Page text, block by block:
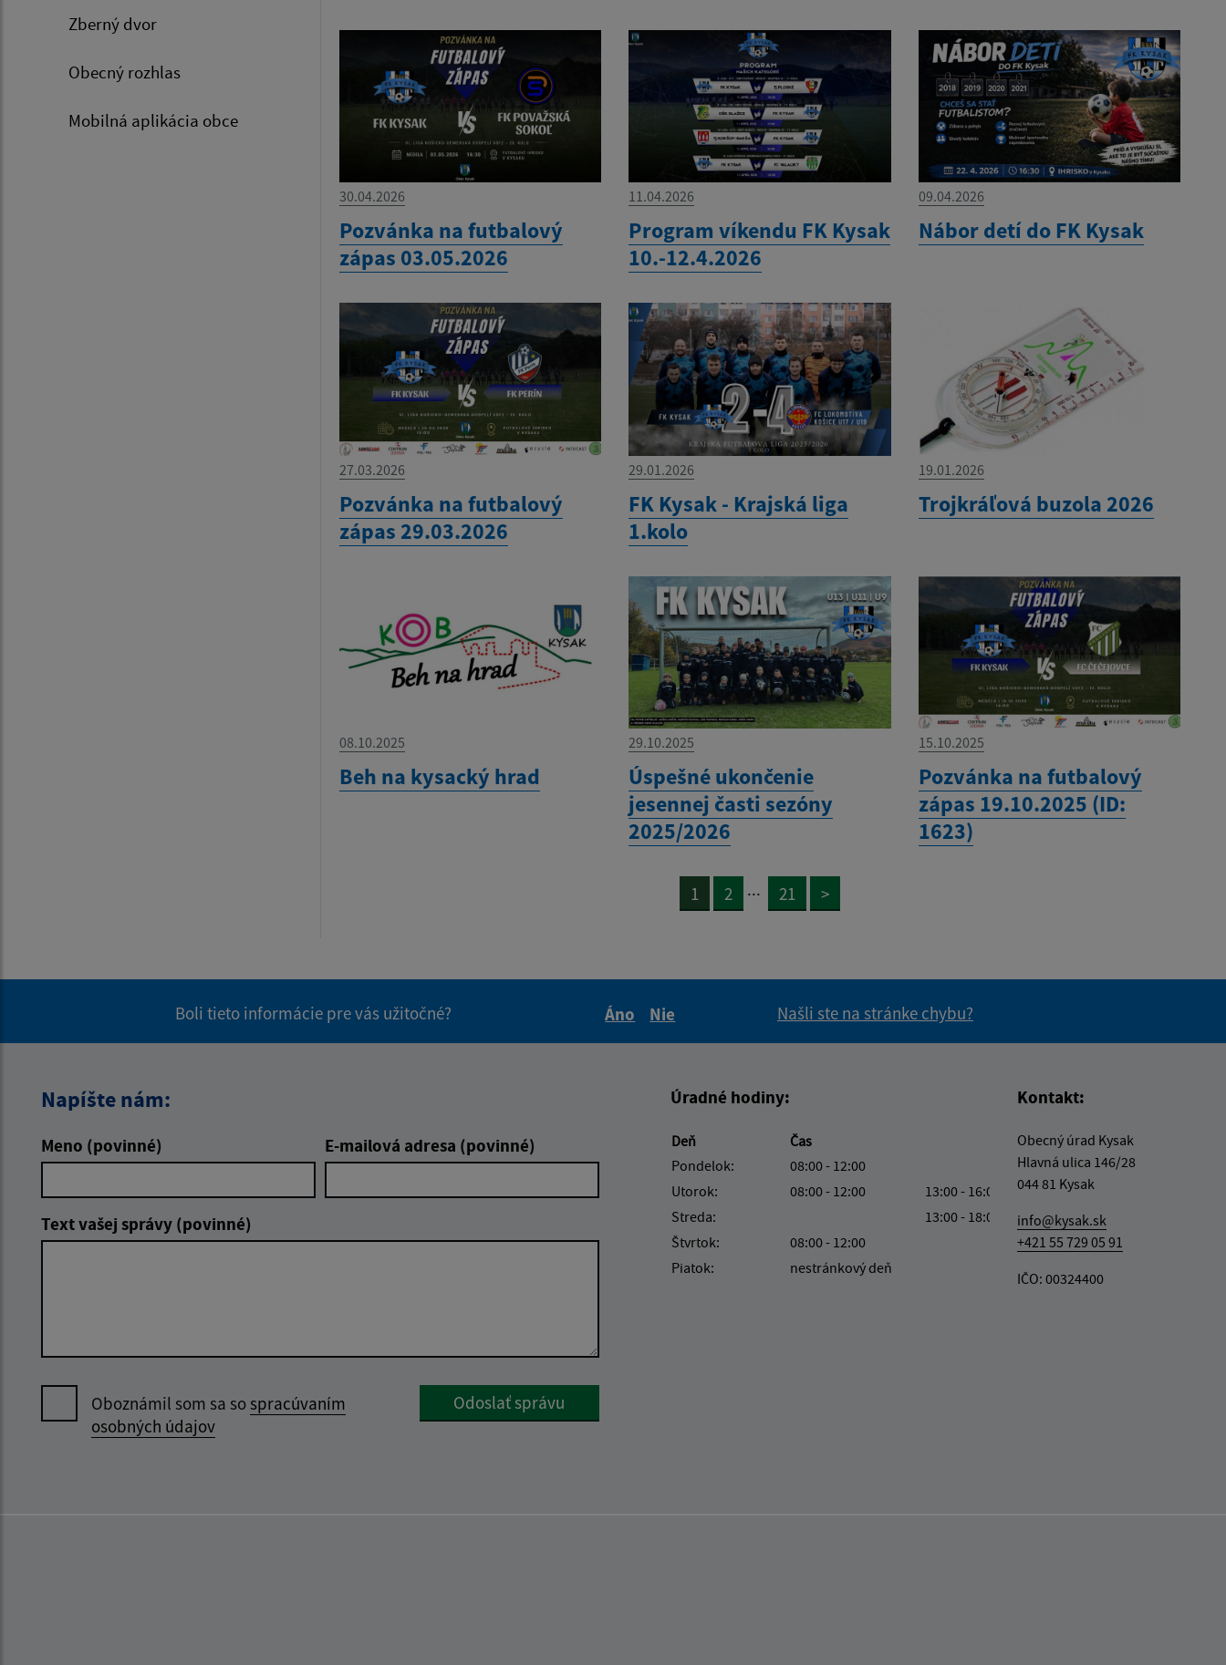
Zberný dvor
Obecný rozhlas
Mobilná aplikácia obce
30.04.2026
Pozvánka na futbalový
zápas 03.05.2026
11.04.2026
Program víkendu FK Kysak
10.-12.4.2026
09.04.2026
Nábor detí do FK Kysak
27.03.2026
Pozvánka na futbalový
zápas 29.03.2026
29.01.2026
FK Kysak - Krajská liga
1.kolo
19.01.2026
Trojkráľová buzola 2026
08.10.2025
Beh na kysacký hrad
29.10.2025
Úspešné ukončenie
jesennej časti sezóny
2025/2026
15.10.2025
Pozvánka na futbalový
zápas 19.10.2025 (ID:
1623)
1 2 ... 21 >
Boli tieto informácie pre vás užitočné?
Áno
Nie
Našli ste na stránke chybu?
Napíšte nám:
Meno (povinné) E-mailová adresa (povinné)
Text vašej správy (povinné)
Oboznámil som sa sospracúvaním
osobných údajov
Google reCaptcha Response
Odoslať správu
Úradné hodiny:
Deň
Čas
Pondelok:
08:00 - 12:00
Utorok:
08:00 - 12:00
13:00 - 16:00
Streda:
13:00 - 18:00
Štvrtok:
08:00 - 12:00
Piatok:
nestránkový deň
Kontakt:
Obecný úrad Kysak
Hlavná ulica 146/28
044 81 Kysak
info@kysak.sk
+421 55 729 05 91
IČO: 00324400